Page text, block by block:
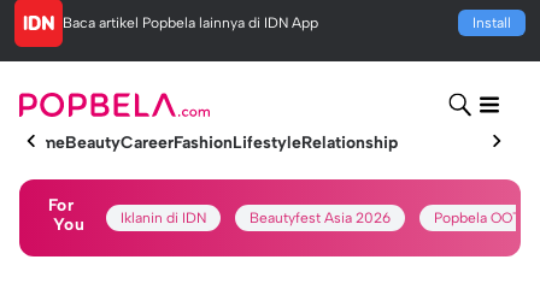
Baca artikel Popbela lainnya di IDN App Install
HomeBeautyCareerFashionLifestyleRelationship
For
You
Iklanin di IDN Beautyfest Asia 2026 Popbela OOTD